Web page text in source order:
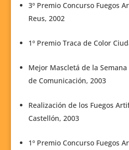
3º Premio Concurso Fuegos
Reus, 2002
1º Premio Traca de Color
Mejor Mascletá de la
de Comunicación, 2003
Realización de los Fuegos
Castellón, 2003
1º Premio Concurso Fuegos